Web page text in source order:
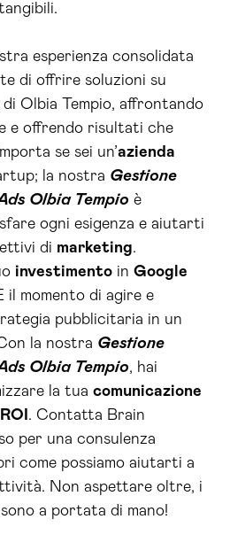
esperienza consolidata
di offrire soluzioni su
Olbia Tempio, affrontando
e offrendo risultati che
se sei un’azienda
la nostra Gestione
Olbia Tempio è
ogni esigenza e aiutarti
di marketing.
investimento in Google
il momento di agire e
pubblicitaria in un
la nostra Gestione
Olbia Tempio, hai
la tua comunicazione
ROI . Contatta Brain
per una consulenza
come possiamo aiutarti a
Non aspettare oltre, i
a portata di mano!